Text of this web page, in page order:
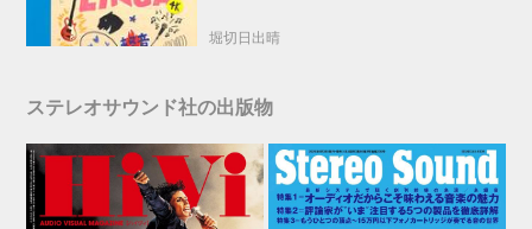
堀切日出晴
ステレオサウンド社の出版物